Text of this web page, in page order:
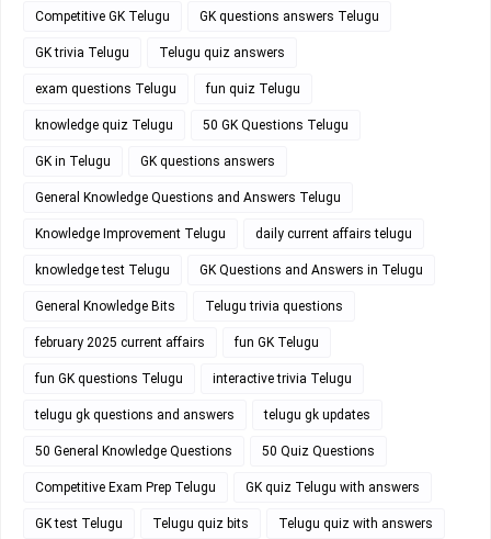
Competitive GK Telugu GK questions answers Telugu
GK trivia Telugu Telugu quiz answers
exam questions Telugu fun quiz Telugu
knowledge quiz Telugu 50 GK Questions Telugu
GK in Telugu GK questions answers
General Knowledge Questions and Answers Telugu
Knowledge Improvement Telugu daily current affairs telugu
knowledge test Telugu GK Questions and Answers in Telugu
General Knowledge Bits Telugu trivia questions
february 2025 current affairs fun GK Telugu
fun GK questions Telugu interactive trivia Telugu
telugu gk questions and answers telugu gk updates
50 General Knowledge Questions 50 Quiz Questions
Competitive Exam Prep Telugu GK quiz Telugu with answers
GK test Telugu Telugu quiz bits Telugu quiz with answers